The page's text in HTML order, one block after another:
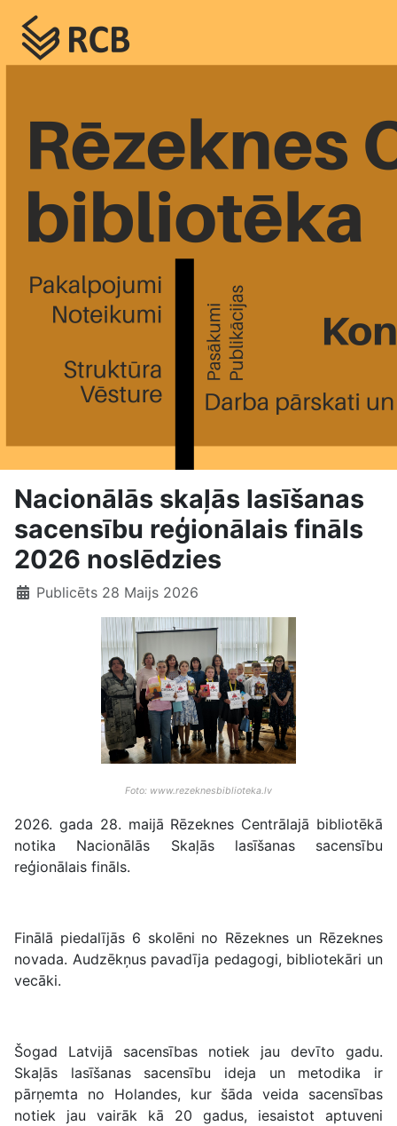
Nacionālās skaļās lasīšanas
sacensību reģionālais fināls
2026 noslēdzies
Publicēts 28 Maijs 2026
Foto: www.rezeknesbiblioteka.lv
2026. gada 28. maijā Rēzeknes Centrālajā bibliotēkā
notika Nacionālās Skaļās lasīšanas sacensību
reģionālais fināls.
Finālā piedalījās 6 skolēni no Rēzeknes un Rēzeknes
novada. Audzēkņus pavadīja pedagogi, bibliotekāri un
vecāki.
Šogad Latvijā sacensības notiek jau devīto gadu.
Skaļās lasīšanas sacensību ideja un metodika ir
pārņemta no Holandes, kur šāda veida sacensības
notiek jau vairāk kā 20 gadus, iesaistot aptuveni